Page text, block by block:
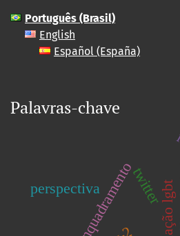
Português (Brasil)
English
Español (España)
Palavras-chave
twitter
enquadramento
perspectiva